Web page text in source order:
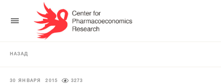
НАЗАД
30 ЯНВАРЯ 2015 3273